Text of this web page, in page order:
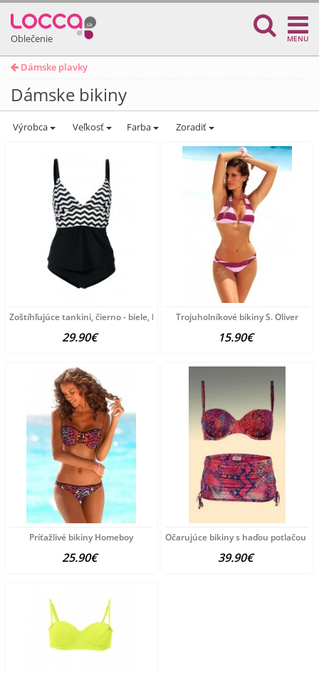
Oblečenie MENU
Dámske plavky
Dámske bikiny
Výrobca Veľkosť Farba Zoradiť
Zoštíhľujúce tankini, čierno - biele, kiwi
29.90€
Trojuholníkové bikiny S. Oliver
15.90€
Príťažlivé bikiny Homeboy
25.90€
Očarujúce bikiny s haďou potlačou
39.90€